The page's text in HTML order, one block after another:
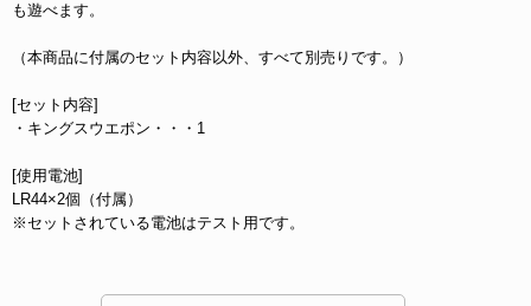
も遊べます。
（本商品に付属のセット内容以外、すべて別売りです。）
[セット内容]
・キングスウエポン・・・1
[使用電池]
LR44×2個（付属）
※セットされている電池はテスト用です。